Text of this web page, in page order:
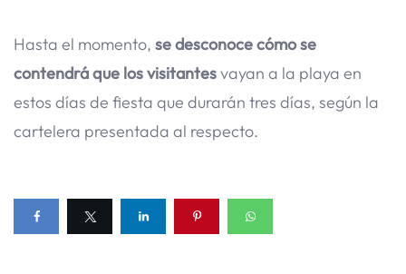
Hasta el momento, se desconoce cómo se
contendrá que los visitantesvayan a la playa en
estos días de fiesta que durarán tres días, según la
cartelera presentada al respecto.